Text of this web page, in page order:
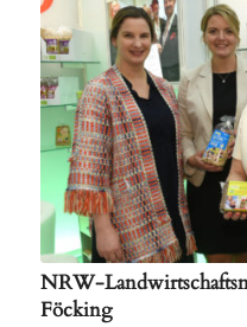
NRW-
Föcking